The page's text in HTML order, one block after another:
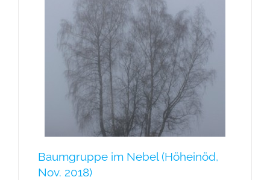
Die
Optionen
können
auf
der
Produktseite
gewählt
werden
Baumgruppe im Nebel (Höheinöd,
Nov. 2018)